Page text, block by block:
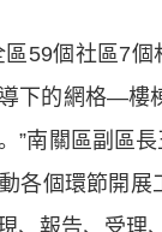
個社區7個
下的網格—樓
”南關區副區
各個環節開展
、報告、受理